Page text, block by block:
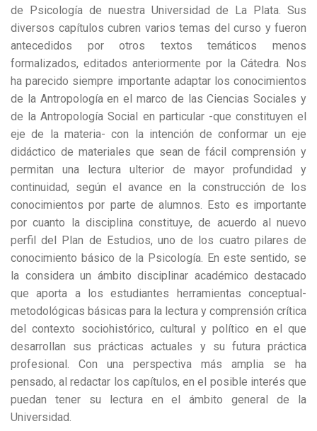
de Psicología de nuestra Universidad de La Plata. Sus
diversos capítulos cubren varios temas del curso y fueron
antecedidos por otros textos temáticos menos
formalizados, editados anteriormente por la Cátedra. Nos
ha parecido siempre importante adaptar los conocimientos
de la Antropología en el marco de las Ciencias Sociales y
de la Antropología Social en particular -que constituyen el
eje de la materia- con la intención de conformar un eje
didáctico de materiales que sean de fácil comprensión y
permitan una lectura ulterior de mayor profundidad y
continuidad, según el avance en la construcción de los
conocimientos por parte de alumnos. Esto es importante
por cuanto la disciplina constituye, de acuerdo al nuevo
perfil del Plan de Estudios, uno de los cuatro pilares de
conocimiento básico de la Psicología. En este sentido, se
la considera un ámbito disciplinar académico destacado
que aporta a los estudiantes herramientas conceptual-
metodológicas básicas para la lectura y comprensión crítica
del contexto sociohistórico, cultural y político en el que
desarrollan sus prácticas actuales y su futura práctica
profesional. Con una perspectiva más amplia se ha
pensado, al redactar los capítulos, en el posible interés que
puedan tener su lectura en el ámbito general de la
Universidad.